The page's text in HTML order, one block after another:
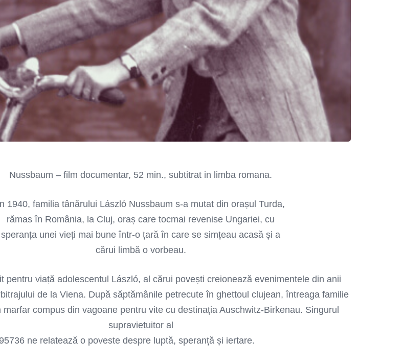
Nussbaum – film documentar, 52 min., subtitrat in limba romana.
1940, familia tânărului László Nussbaum s-a mutat din orașul Turda,
rămas în România, la Cluj, oraș care tocmai revenise Ungariei, cu
speranța unei vieți mai bune într-o țară în care se simțeau acasă și a
cărui limbă o vorbeau.
pentru viață adolescentul László, al cărui povești creionează evenimentele din anii
de la Viena. După săptămânile petrecute în ghettoul clujean, întreaga familie
compus din vagoane pentru vite cu destinația Auschwitz-Birkenau. Singurul
supraviețuitor al
ne relatează o poveste despre luptă, speranță și iertare.